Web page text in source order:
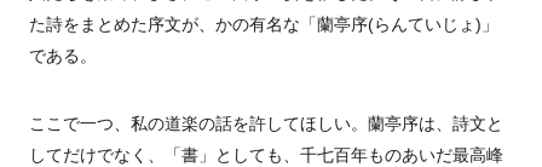
た詩をまとめた序文が、かの有名な「蘭亭序(らんていじょ)」
である。
ここで一つ、私の道楽の話を許してほしい。蘭亭序は、詩文と
してだけでなく、「書」としても、千七百年ものあいだ最高峰